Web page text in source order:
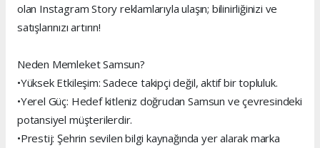
olan Instagram Story reklamlarıyla ulaşın; bilinirliğinizi ve
satışlarınızı artırın!
Neden Memleket Samsun?
•Yüksek Etkileşim: Sadece takipçi değil, aktif bir topluluk.
•Yerel Güç: Hedef kitleniz doğrudan Samsun ve çevresindeki
potansiyel müşterilerdir.
•Prestij: Şehrin sevilen bilgi kaynağında yer alarak marka